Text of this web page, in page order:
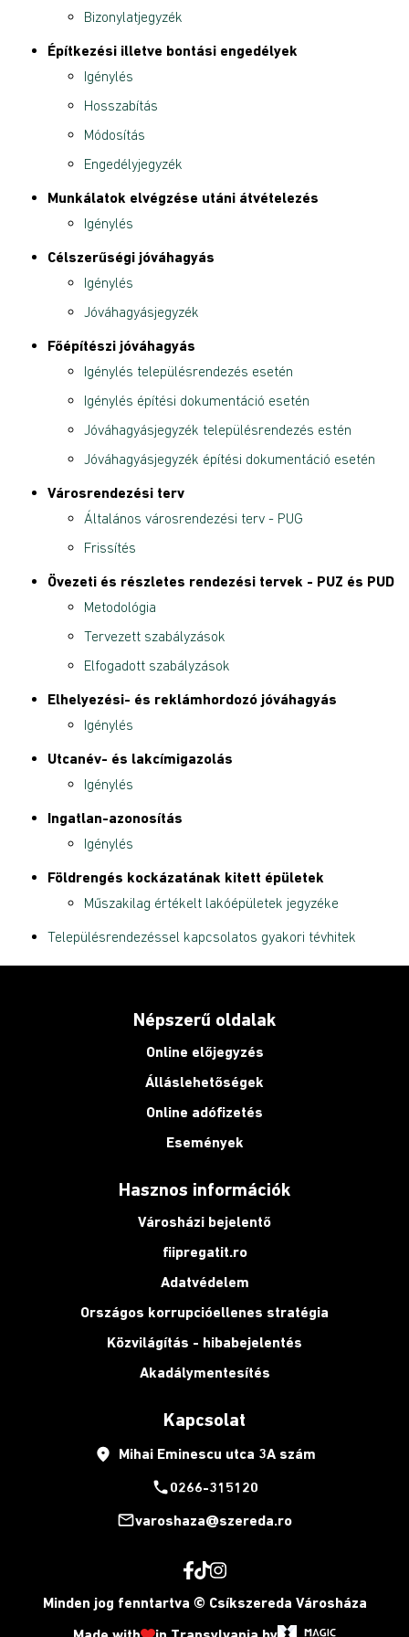
Bizonylatjegyzék
Építkezési illetve bontási engedélyek
Igénylés
Hosszabítás
Módosítás
Engedélyjegyzék
Munkálatok elvégzése utáni átvételezés
Igénylés
Célszerűségi jóváhagyás
Igénylés
Jóváhagyásjegyzék
Főépítészi jóváhagyás
Igénylés településrendezés esetén
Igénylés építési dokumentáció esetén
Jóváhagyásjegyzék településrendezés estén
Jóváhagyásjegyzék építési dokumentáció esetén
Városrendezési terv
Általános városrendezési terv - PUG
Frissítés
Övezeti és részletes rendezési tervek - PUZ és PUD
Metodológia
Tervezett szabályzások
Elfogadott szabályzások
Elhelyezési- és reklámhordozó jóváhagyás
Igénylés
Utcanév- és lakcímigazolás
Igénylés
Ingatlan-azonosítás
Igénylés
Földrengés kockázatának kitett épületek
Műszakilag értékelt lakóépületek jegyzéke
Településrendezéssel kapcsolatos gyakori tévhitek
Népszerű oldalak
Online előjegyzés
Álláslehetőségek
Online adófizetés
Események
Hasznos információk
Városházi bejelentő
fiipregatit.ro
Adatvédelem
Országos korrupcióellenes stratégia
Közvilágítás - hibabejelentés
Akadálymentesítés
Kapcsolat
place Mihai Eminescu utca 3A szám
phone0266-315120
mail_outlinevaroshaza@szereda.ro
Minden jog fenntartva © Csíkszereda Városháza